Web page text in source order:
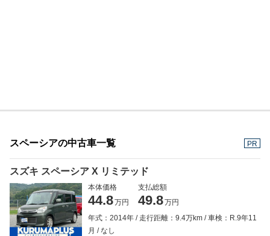
スペーシアの中古車一覧 PR
スズキ スペーシア X リミテッド
本体価格
44.8万円
支払総額
49.8万円
年式：2014年
走行距離：9.4万km
車検：R.9年11
月
なし